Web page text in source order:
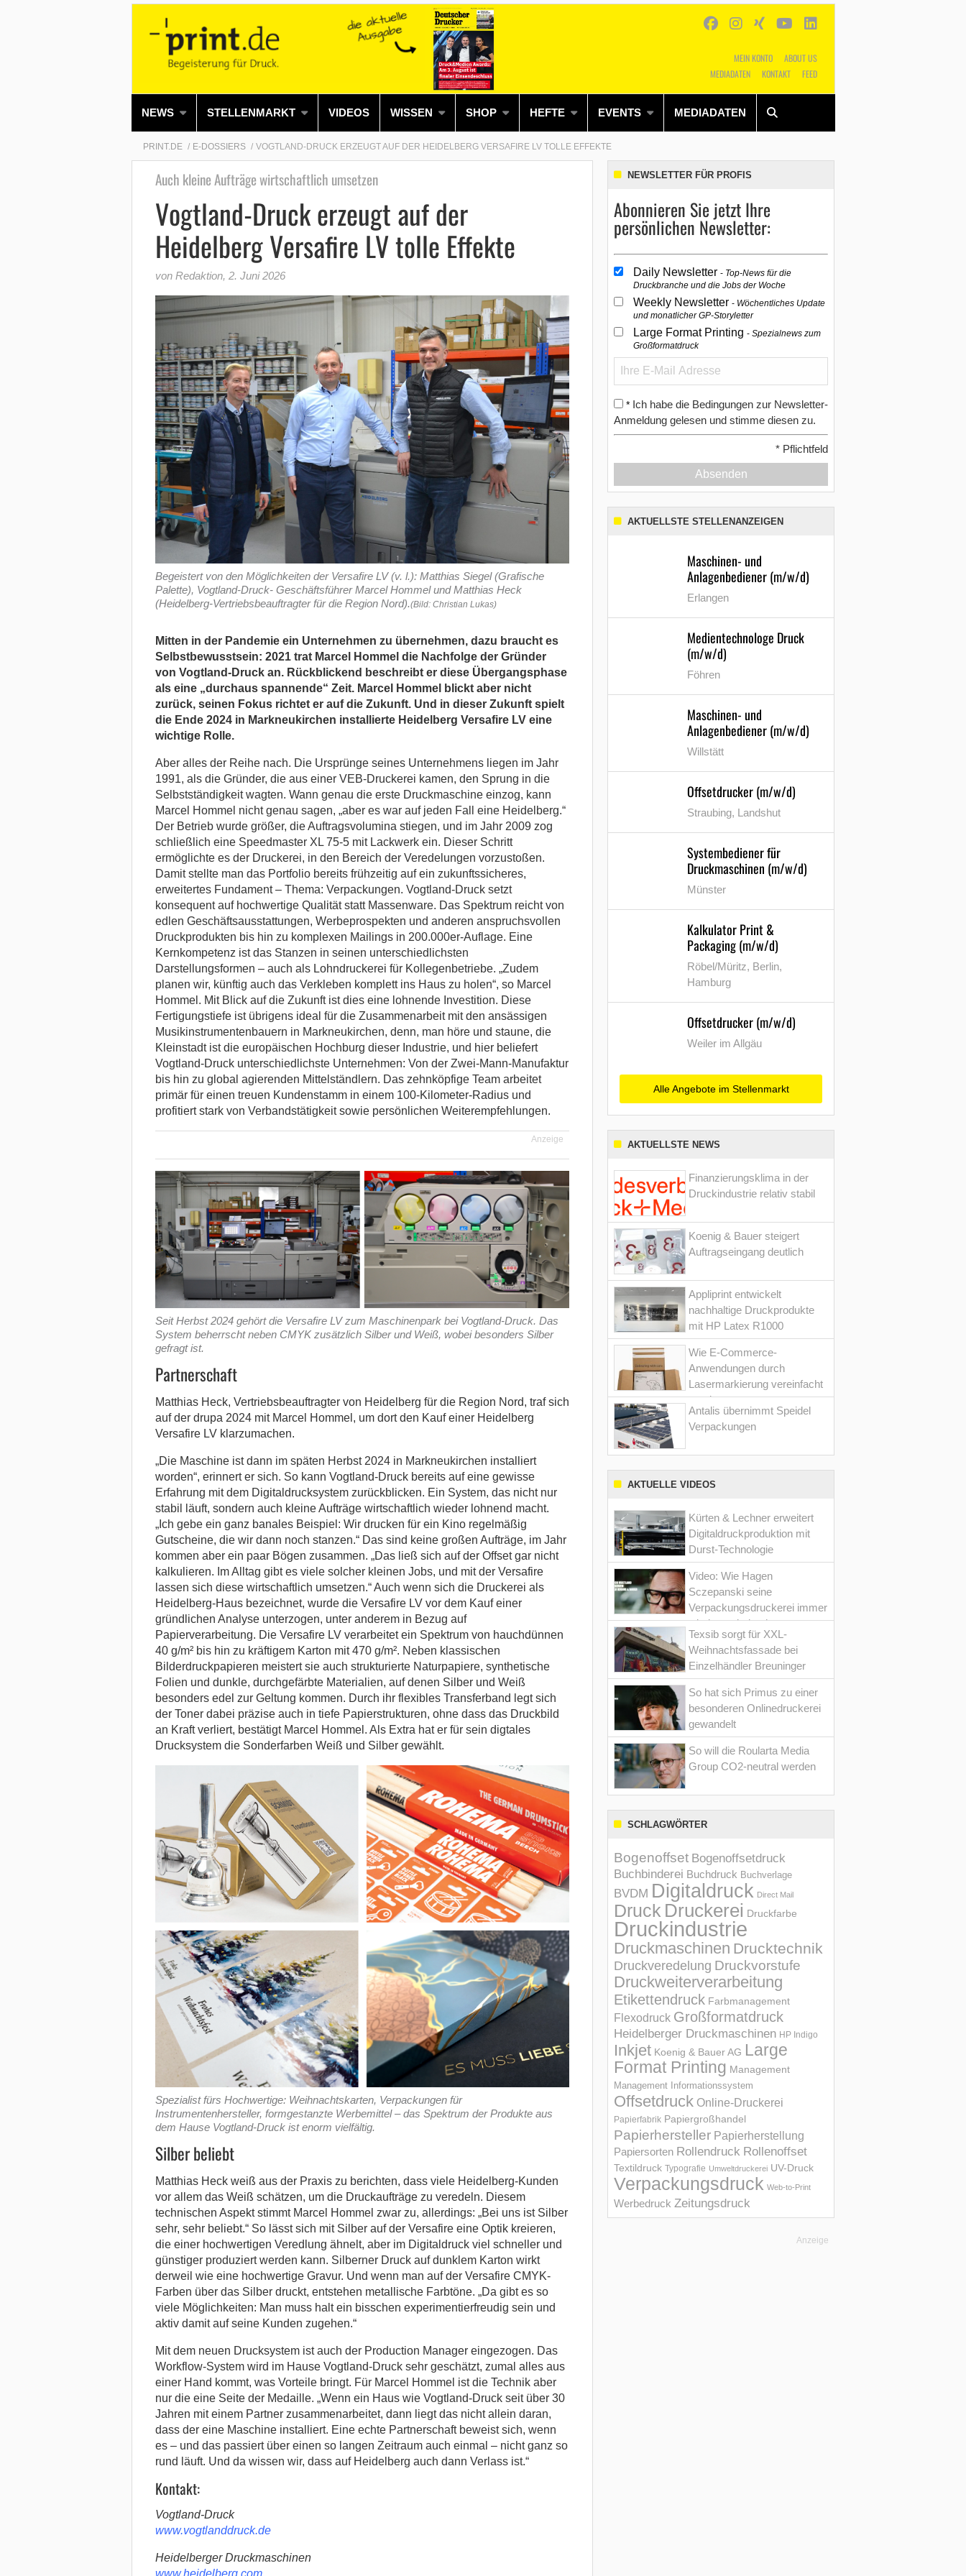
MEIN KONTO
ABOUT US
MEDIADATEN
KONTAKT FEED
NEWS STELLENMARKT VIDEOS WISSEN SHOP HEFTE EVENTS MEDIADATEN
Alles Shop SUCHEN
PRINT.DE E-DOSSIERS VOGTLAND-DRUCK ERZEUGT AUF DER HEIDELBERG VERSAFIRE LV TOLLE EFFEKTE
Auch kleine Aufträge wirtschaftlich umsetzen
Vogtland-Druck erzeugt auf der
Heidelberg Versafire LV tolle Effekte
von Redaktion, 2. Juni 2026
Begeistert von den Möglichkeiten der Versafire LV (v. l.): Matthias Siegel (Grafische
Palette), Vogtland-Druck- Geschäftsführer Marcel Hommel und Matthias Heck
(Heidelberg-Vertriebsbeauftragter für die Region Nord).(Bild: Christian Lukas)
Mitten in der Pandemie ein Unternehmen zu übernehmen, dazu braucht es
Selbstbewusstsein: 2021 trat Marcel Hommel die Nachfolge der Gründer
von Vogtland-Druck an. Rückblickend beschreibt er diese Übergangsphase
als eine „durchaus spannende“ Zeit. Marcel Hommel blickt aber nicht
zurück, seinen Fokus richtet er auf die Zukunft. Und in dieser Zukunft spielt
die Ende 2024 in Markneukirchen installierte Heidelberg Versafire LV eine
wichtige Rolle.
Aber alles der Reihe nach. Die Ursprünge seines Unternehmens liegen im Jahr
1991, als die Gründer, die aus einer VEB-Druckerei kamen, den Sprung in die
Selbstständigkeit wagten. Wann genau die erste Druckmaschine einzog, kann
Marcel Hommel nicht genau sagen, „aber es war auf jeden Fall eine Heidelberg.“
Der Betrieb wurde größer, die Auftragsvolumina stiegen, und im Jahr 2009 zog
schließlich eine Speedmaster XL 75-5 mit Lackwerk ein. Dieser Schritt
ermöglichte es der Druckerei, in den Bereich der Veredelungen vorzustoßen.
Damit stellte man das Portfolio bereits frühzeitig auf ein zukunftssicheres,
erweitertes Fundament – Thema: Verpackungen. Vogtland-Druck setzt
konsequent auf hochwertige Qualität statt Massenware. Das Spektrum reicht von
edlen Geschäftsausstattungen, Werbeprospekten und anderen anspruchsvollen
Druckprodukten bis hin zu komplexen Mailings in 200.000er-Auflage. Eine
Kernkompetenz ist das Stanzen in seinen unterschiedlichsten
Darstellungsformen – auch als Lohndruckerei für Kollegenbetriebe. „Zudem
planen wir, künftig auch das Verkleben komplett ins Haus zu holen“, so Marcel
Hommel. Mit Blick auf die Zukunft ist dies eine lohnende Investition. Diese
Fertigungstiefe ist übrigens ideal für die Zusammenarbeit mit den ansässigen
Musikinstrumentenbauern in Markneukirchen, denn, man höre und staune, die
Kleinstadt ist die europäischen Hochburg dieser Industrie, und hier beliefert
Vogtland-Druck unterschiedlichste Unternehmen: Von der Zwei-Mann-Manufaktur
bis hin zu global agierenden Mittelständlern. Das zehnköpfige Team arbeitet
primär für einen treuen Kundenstamm in einem 100-Kilometer-Radius und
profitiert stark von Verbandstätigkeit sowie persönlichen Weiterempfehlungen.
Anzeige
Seit Herbst 2024 gehört die Versafire LV zum Maschinenpark bei Vogtland-Druck. Das
System beherrscht neben CMYK zusätzlich Silber und Weiß, wobei besonders Silber
gefragt ist.
Partnerschaft
Matthias Heck, Vertriebsbeauftragter von Heidelberg für die Region Nord, traf sich
auf der drupa 2024 mit Marcel Hommel, um dort den Kauf einer Heidelberg
Versafire LV klarzumachen.
„Die Maschine ist dann im späten Herbst 2024 in Markneukirchen installiert
worden“, erinnert er sich. So kann Vogtland-Druck bereits auf eine gewisse
Erfahrung mit dem Digitaldrucksystem zurückblicken. Ein System, das nicht nur
stabil läuft, sondern auch kleine Aufträge wirtschaftlich wieder lohnend macht.
„Ich gebe ein ganz banales Beispiel: Wir drucken für ein Kino regelmäßig
Gutscheine, die wir dann noch stanzen.“ Das sind keine großen Aufträge, im Jahr
kommen aber ein paar Bögen zusammen. „Das ließ sich auf der Offset gar nicht
kalkulieren. Im Alltag gibt es viele solcher kleinen Jobs, und mit der Versafire
lassen sich diese wirtschaftlich umsetzen.“ Auch wenn sich die Druckerei als
Heidelberg-Haus bezeichnet, wurde die Versafire LV vor dem Kauf einer
gründlichen Analyse unterzogen, unter anderem in Bezug auf
Papierverarbeitung. Die Versafire LV verarbeitet ein Spektrum von hauchdünnen
40 g/m² bis hin zu kräftigem Karton mit 470 g/m². Neben klassischen
Bilderdruckpapieren meistert sie auch strukturierte Naturpapiere, synthetische
Folien und dunkle, durchgefärbte Materialien, auf denen Silber und Weiß
besonders edel zur Geltung kommen. Durch ihr flexibles Transferband legt sich
der Toner dabei präzise auch in tiefe Papierstrukturen, ohne dass das Druckbild
an Kraft verliert, bestätigt Marcel Hommel. Als Extra hat er für sein digtales
Drucksystem die Sonderfarben Weiß und Silber gewählt.
Spezialist fürs Hochwertige: Weihnachtskarten, Verpackungen für
Instrumentenhersteller, formgestanzte Werbemittel – das Spektrum der Produkte aus
dem Hause Vogtland-Druck ist enorm vielfältig.
Silber beliebt
Matthias Heck weiß aus der Praxis zu berichten, dass viele Heidelberg-Kunden
vor allem das Weiß schätzen, um die Druckaufträge zu veredeln. Diesem
technischen Aspekt stimmt Marcel Hommel zwar zu, allerdings: „Bei uns ist Silber
sehr, sehr beliebt.“ So lässt sich mit Silber auf der Versafire eine Optik kreieren,
die einer hochwertigen Veredlung ähnelt, aber im Digitaldruck viel schneller und
günstiger produziert werden kann. Silberner Druck auf dunklem Karton wirkt
derweil wie eine hochwertige Gravur. Und wenn man auf der Versafire CMYK-
Farben über das Silber druckt, entstehen metallische Farbtöne. „Da gibt es so
viele Möglichkeiten: Man muss halt ein bisschen experimentierfreudig sein und
aktiv damit auf seine Kunden zugehen.“
Mit dem neuen Drucksystem ist auch der Production Manager eingezogen. Das
Workflow-System wird im Hause Vogtland-Druck sehr geschätzt, zumal alles aus
einer Hand kommt, was Vorteile bringt. Für Marcel Hommel ist die Technik aber
nur die eine Seite der Medaille. „Wenn ein Haus wie Vogtland-Druck seit über 30
Jahren mit einem Partner zusammenarbeitet, dann liegt das nicht allein daran,
dass der eine Maschine installiert. Eine echte Partnerschaft beweist sich, wenn
es – und das passiert über einen so langen Zeitraum auch einmal – nicht ganz so
rund läuft. Und da wissen wir, dass auf Heidelberg auch dann Verlass ist.“
Kontakt:
Vogtland-Druck
www.vogtlanddruck.de
Heidelberger Druckmaschinen
www.heidelberg.com
NEWSLETTER FÜR PROFIS
Abonnieren Sie jetzt Ihre
persönlichen Newsletter:
Daily Newsletter Top-News für die
Druckbranche und die Jobs der Woche
Weekly Newsletter Wöchentliches Update
und monatlicher GP-Storyletter
Large Format Printing Spezialnews zum
Großformatdruck
* Ich habe die Bedingungen zur Newsletter-
Anmeldung gelesen und stimme diesen zu.
* Pflichtfeld
Absenden
AKTUELLSTE STELLENANZEIGEN
Maschinen- und
Anlagenbediener (m/w/d)
Erlangen
Medientechnologe Druck
(m/w/d)
Föhren
Maschinen- und
Anlagenbediener (m/w/d)
Willstätt
Offsetdrucker (m/w/d)
Straubing, Landshut
Systembediener für
Druckmaschinen (m/w/d)
Münster
Kalkulator Print &
Packaging (m/w/d)
Röbel/Müritz, Berlin,
Hamburg
Offsetdrucker (m/w/d)
Weiler im Allgäu
Alle Angebote im Stellenmarkt
AKTUELLSTE NEWS
Finanzierungsklima in der
Druckindustrie relativ stabil
Koenig & Bauer steigert
Auftragseingang deutlich
Appliprint entwickelt
nachhaltige Druckprodukte
mit HP Latex R1000
Wie E-Commerce-
Anwendungen durch
Lasermarkierung vereinfacht
werden
Antalis übernimmt Speidel
Verpackungen
AKTUELLE VIDEOS
Kürten & Lechner erweitert
Digitaldruckproduktion mit
Durst-Technologie
Video: Wie Hagen
Sczepanski seine
Verpackungsdruckerei immer
wieder optimiert hat
Texsib sorgt für XXL-
Weihnachtsfassade bei
Einzelhändler Breuninger
So hat sich Primus zu einer
besonderen Onlinedruckerei
gewandelt
So will die Roularta Media
Group CO2-neutral werden
SCHLAGWÖRTER
Bogenoffset Bogenoffsetdruck
Buchbinderei Buchdruck Buchverlage
BVDM Digitaldruck Direct Mail
Druck Druckerei Druckfarbe
Druckindustrie
Druckmaschinen Drucktechnik
Druckveredelung Druckvorstufe
Druckweiterverarbeitung
Etikettendruck Farbmanagement
Flexodruck Großformatdruck
Heidelberger Druckmaschinen HP Indigo
Inkjet Koenig & Bauer AG Large
Format Printing Management
Management Informations­system
Offsetdruck Online-Druckerei
Papierfabrik Papiergroßhandel
Papierhersteller Papierherstellung
Papiersorten Rollendruck Rollenoffset
Textildruck Typografie Umweltdruckerei UV-Druck
Verpackungsdruck Web-to-Print
Werbedruck Zeitungsdruck
Anzeige